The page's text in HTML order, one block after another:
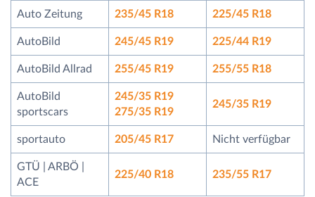
Auto Zeitung 235/45 R18 225/45 R18
AutoBild 245/45 R19 225/44 R19
AutoBild Allrad 255/45 R19 255/55 R18
AutoBild
sportscars
245/35 R19
275/35 R19
245/35 R19
sportauto 205/45 R17 Nicht verfügbar
GTÜ | ARBÖ |
ACE
225/40 R18 235/55 R17